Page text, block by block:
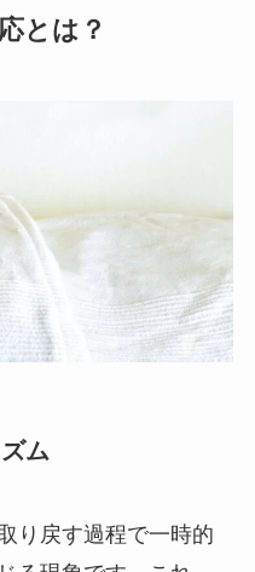
とは？
ム
り戻す過程で一時的